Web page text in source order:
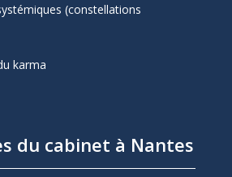
(constellations
karma
du cabinet à Nantes